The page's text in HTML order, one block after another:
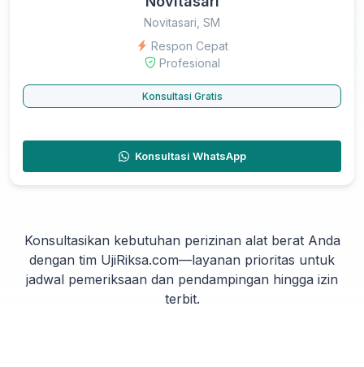
Novitasari, SM
Respon Cepat
Profesional
Konsultasi Gratis
Konsultasi WhatsApp
Konsultasikan kebutuhan perizinan alat berat Anda
dengan tim UjiRiksa.com—layanan prioritas untuk
jadwal pemeriksaan dan pendampingan hingga izin
terbit.